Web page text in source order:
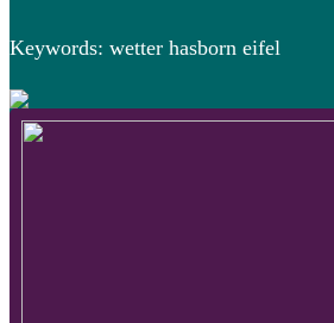
Keywords: wetter hasborn eifel